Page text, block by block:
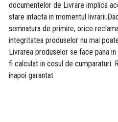
documentelor de Livrare implica
stare intacta in momentul
semnatura de primire, orice
integritatea produselor nu mai
Livrarea produselor se face pana
fi calculat in cosul de cumparaturi.
inapoi garantat